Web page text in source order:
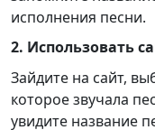
исполнения песни.
2. Использовать
Зайдите на сайт,
которое звучала
увидите название